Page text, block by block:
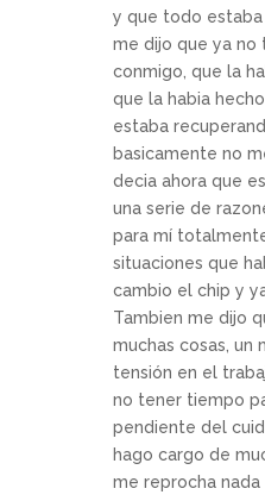
y que todo
me dijo que ya no
conmigo, que la
que la habia
estaba
basicamente no
decia ahora que
una serie de
para mí
situaciones que
cambio el chip y
Tambien me dijo
muchas cosas, un
tensión en el
no tener tiempo
pendiente del
hago cargo de
me reprocha